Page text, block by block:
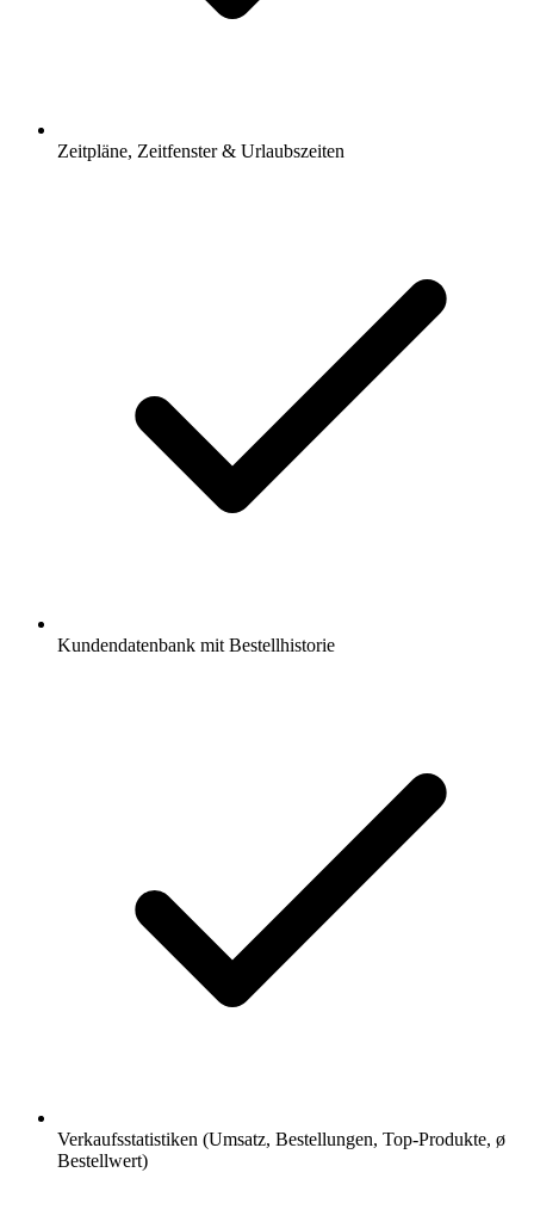
Zeitpläne, Zeitfenster & Urlaubszeiten
Kundendatenbank mit Bestellhistorie
Verkaufsstatistiken (Umsatz, Bestellungen, Top-Produkte, ø
Bestellwert)